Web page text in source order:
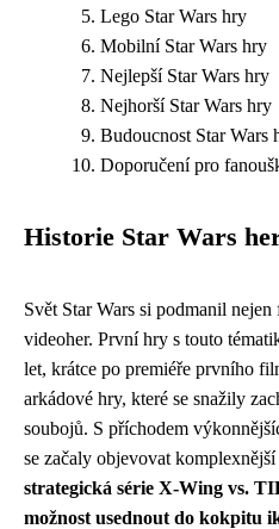
Lego Star Wars hry
Mobilní Star Wars hry
Nejlepší Star Wars hry
Nejhorší Star Wars hry
Budoucnost Star Wars
Doporučení pro
Historie Star Wars
Svět Star Wars si podmanil
videoher. První hry s touto
let, krátce po premiéře prvního
arkádové hry, které se snažily
soubojů. S příchodem
se začaly objevovat
strategická série X-Wing vs.
možnost usednout do kokpitu